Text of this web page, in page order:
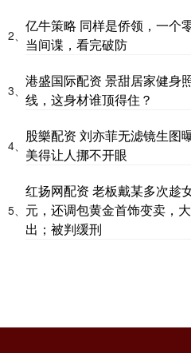
2、
亿牛策略 同样是侨领，一个
当间谍，看完破防
3、
港盛国际配资 景甜居家健身
线，这身材谁顶得住？
4、
股樂配资 刘亦菲无滤镜生图
美得让人挪不开眼
5、
红扬网配资 老板戴某多次趁
元，还调包黄金首饰变卖，
出；被判缓刑